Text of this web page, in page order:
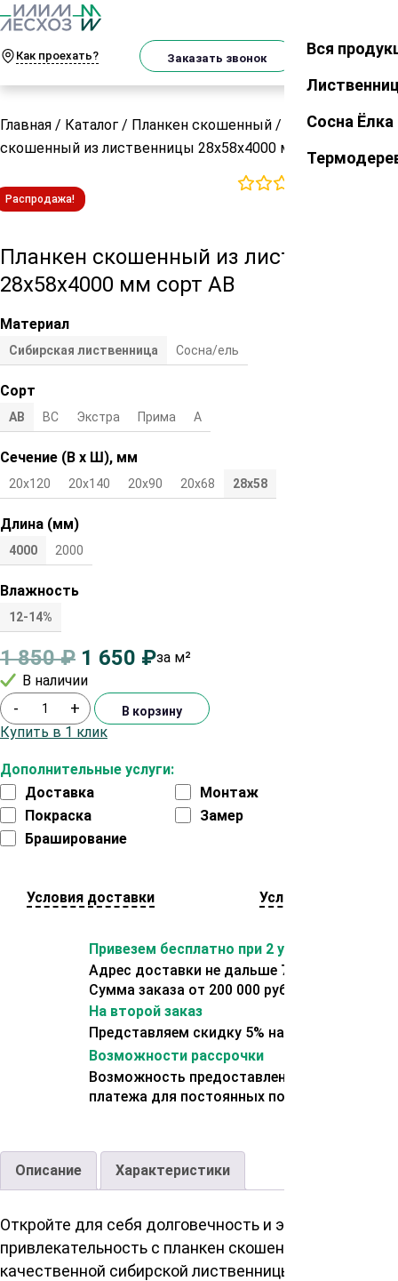
Как проехать? Заказать звонок Закрыть
Вся
Сосна Ёлка
Главная / Каталог / Планкен скошенный /
Планкен
скошенный из лиственницы 28х58х4000 мм сорт АВ
Распродажа!
Планкен скошенный из лиственницы
28х58х4000 мм сорт АВ
Материал
Сибирская лиственница Сосна/ель
Сорт
АВ ВС Экстра Прима А
Сечение (В х Ш), мм
20х120 20х140 20х90 20х68 28х58
Длина (мм)
4000 2000
Влажность
12-14%
1 850₽ 1 650 ₽за м²
В наличии
Дополнительные услуги:
Доставка
Монтаж
Покраска
Замер
Браширование
- + В корзину
Купить в 1 клик
Условия доставки Условия оплаты
Привезем бесплатно при 2 условиях:
Адрес доставки не дальше 70 км от склада.
Сумма заказа от 200 000 рублей.
На второй заказ
Представляем скидку 5% на второй заказ
Возможности рассрочки
Возможность предоставления отсрочки
платежа для постоянных покупателей.
Описание Характеристики
Откройте для себя долговечность и эстетическую
привлекательность с планкен скошенный из
качественной сибирской лиственницы. Это